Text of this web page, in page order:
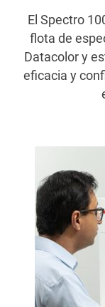
El Spectro
flota de
Datacolor y
eficacia y